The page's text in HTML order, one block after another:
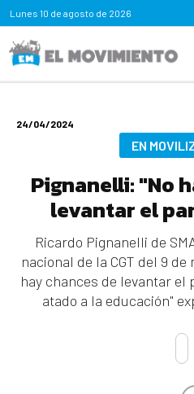
Lunes 10 de agosto de 2026
24/04/2024
EN
Pignanelli: "No
levantar el
Ricardo Pignanelli de
nacional de la CGT del 9
hay chances de levantar el
atado a la educación"